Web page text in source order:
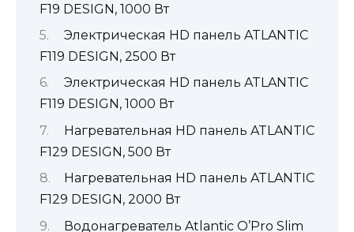
F19 DESIGN, 1000 Вт
Электрическая HD панель ATLANTIC
F119 DESIGN, 2500 Вт
Электрическая HD панель ATLANTIC
F119 DESIGN, 1000 Вт
Нагревательная HD панель ATLANTIC
F129 DESIGN, 500 Вт
Нагревательная HD панель ATLANTIC
F129 DESIGN, 2000 Вт
Водонагреватель Atlantic O’Pro Slim